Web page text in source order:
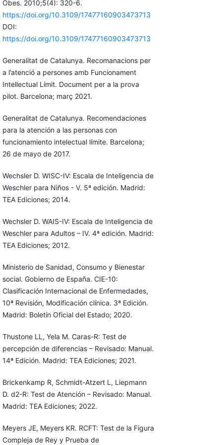
Obes. 2010;5(4): 320-6.
https://doi.org/10.3109/17477160903473713
DOI:
https://doi.org/10.3109/17477160903473713
Generalitat de Catalunya. Recomanacions per
a l’atenció a persones amb Funcionament
Intellectual Límit. Document per a la prova
pilot. Barcelona; març 2021.
Generalitat de Catalunya. Recomendaciones
para la atención a las personas con
funcionamiento intelectual límite. Barcelona;
26 de mayo de 2017.
Wechsler D. WISC-IV: Escala de Inteligencia de
Weschler para Niños - V. 5ª edición. Madrid:
TEA Ediciones; 2014.
Wechsler D. WAIS-IV: Escala de Inteligencia de
Weschler para Adultos – IV. 4ª edición. Madrid:
TEA Ediciones; 2012.
Ministerio de Sanidad, Consumo y Bienestar
social. Gobierno de España. CIE-10:
Clasificación Internacional de Enfermedades,
10ª Revisión, Modificación clínica. 3ª Edición.
Madrid: Boletín Oficial del Estado; 2020.
Thustone LL, Yela M. Caras-R: Test de
percepción de diferencias – Revisado: Manual.
14ª Edición. Madrid: TEA Ediciones; 2021.
Brickenkamp R, Schmidt-Atzert L, Liepmann
D. d2-R: Test de Atención – Revisado: Manual.
Madrid: TEA Ediciones; 2022.
Meyers JE, Meyers KR. RCFT: Test de la Figura
Compleja de Rey y Prueba de